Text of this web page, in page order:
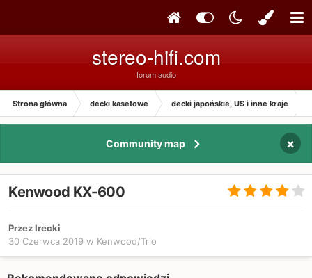
stereo-hifi.com
forum audio
Strona główna decki kasetowe decki japońskie, US i inne kraje
Community map ×
Kenwood KX-600
Przez Irecki
30 Czerwca 2019 w Kenwood/Trio